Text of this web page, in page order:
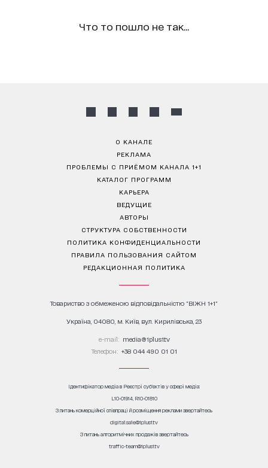
Что то пошло не так...
О КАНАЛЕ
РЕКЛАМА
ПРОБЛЕМЫ С ПРИЁМОМ КАНАЛА 1+1
КАТАЛОГ ПРОГРАММ
КАРЬЕРА
ВЕДУЩИЕ
АВТОРЫ
СТРУКТУРА СОБСТВЕННОСТИ
ПОЛИТИКА КОНФИДЕНЦИАЛЬНОСТИ
ПРАВИЛА ПОЛЬЗОВАНИЯ САЙТОМ
РЕДАКЦИОННАЯ ПОЛИТИКА
Товариство з обмеженою відповідальністю "ВІЖН 1+1"
Україна, 04080, м. Київ, вул. Кирилівська, 23
е-mail: media@1plus1.tv
Телефон: +38 044 490 01 01
Ідентифікатор медіа в Реєстрі суб’єктів у сфері медіа:
L10-01914, R10-01810
З питань комерційної співпраці й розміщення реклами звертайтесь
digital.sale@1plus1.tv
З питань алгоритмічних продажів звертайтесь
traffic-team@1plus1.tv